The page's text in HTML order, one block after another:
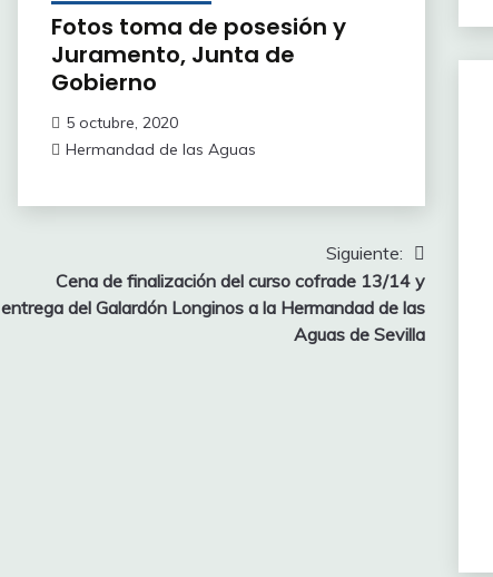
Fotos toma de posesión y
Juramento, Junta de
Gobierno
5 octubre, 2020
Hermandad de las Aguas
Siguiente:
Cena de finalización del curso cofrade 13/14 y
entrega del Galardón Longinos a la Hermandad de las
Aguas de Sevilla